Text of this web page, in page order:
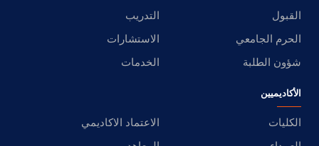
القبول
التدريب
الحرم الجامعي
الاستشارات
شؤون الطلبة
الخدمات
الأكاديميين
الكليات
الاعتماد الاكاديمي